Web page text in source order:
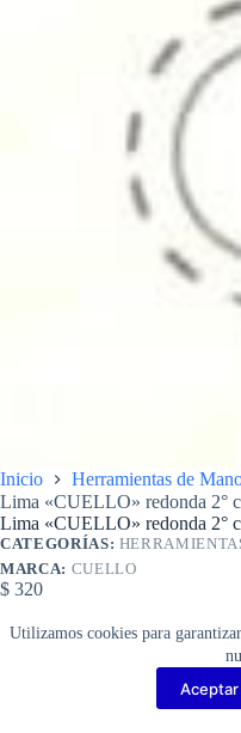
Utilizamos cookies para
Aceptar
Inicio Herramientas de
Lima «CUELLO» redonda 2°
Lima «CUELLO» redonda 2°
CATEGORÍAS:
MARCA: CUELLO
$ 320
«CUELLO»
Copyright Barbosa Tools©